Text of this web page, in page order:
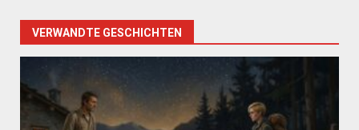
VERWANDTE GESCHICHTEN